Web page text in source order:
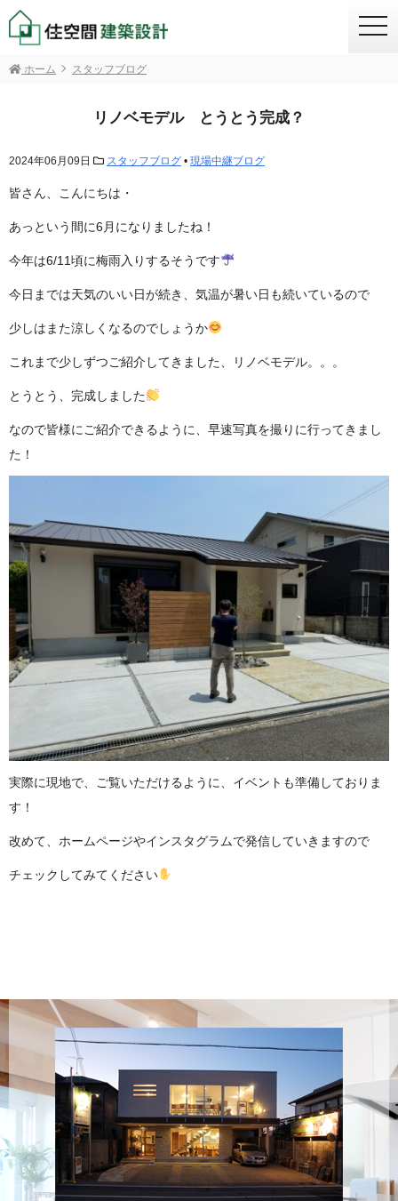
ホーム スタッフブログ
リノベモデル とうとう完成？
2024年06月09日 スタッフブログ • 現場中継ブログ
皆さん、こんにちは・
あっという間に6月になりましたね！
今年は6/11頃に梅雨入りするそうです
今日までは天気のいい日が続き、気温が暑い日も続いているので
少しはまた涼しくなるのでしょうか
これまで少しずつご紹介してきました、リノベモデル。。。
とうとう、完成しました
なので皆様にご紹介できるように、早速写真を撮りに行ってきまし
た！
実際に現地で、ご覧いただけるように、イベントも準備しておりま
す！
改めて、ホームページやインスタグラムで発信していきますので
チェックしてみてください